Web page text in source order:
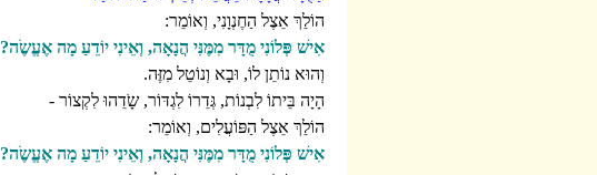
הוֹלֵךְ אֵצֶל הַחֶנְוָנִי, וְאוֹמֵר:
אִישׁ פְּלוֹנִי מֻדָּר מִמֶּנִּי הֲנָאָה, וְאֵינִי יוֹדֵעַ מָה אֶעֱשֶֹה?
וְהוּא נוֹתֵן לוֹ, וּבָא וְנוֹטֵל מִזֶּה.
הָיָה בֵּיתוֹ לִבְנוֹת, גְּדֵרוֹ לִגְדּוֹר, שָֹדֵהוּ לִקְצוֹר -
הוֹלֵךְ אֵצֶל הַפּוֹעֲלִים, וְאוֹמֵר:
אִישׁ פְּלוֹנִי מֻדָּר מִמֶּנִּי הֲנָאָה, וְאֵינִי יוֹדֵעַ מָה אֶעֱשֶֹה?